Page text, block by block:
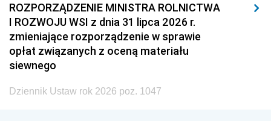
ROZPORZĄDZENIE MINISTRA ROLNICTWA
I ROZWOJU WSI z dnia 31 lipca 2026 r.
zmieniające rozporządzenie w sprawie
opłat związanych z oceną materiału
siewnego
Dziennik Ustaw rok 2026 poz. 1047